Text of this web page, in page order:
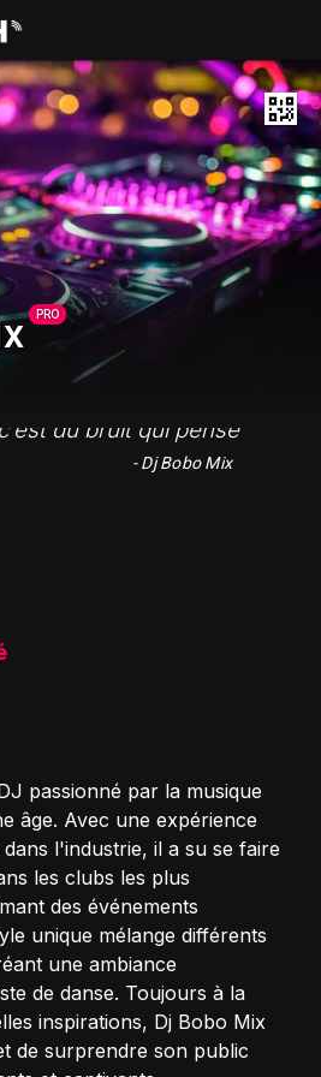
PRO
du bruit qui pense"
- Dj Bobo Mix
passionné par la musique
âge. Avec une expérience
l'industrie, il a su se faire
les clubs les plus
des événements
unique mélange différents
une ambiance
de danse. Toujours à la
inspirations, Dj Bobo Mix
de surprendre son public